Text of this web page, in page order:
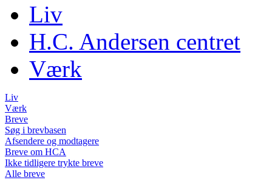
Liv
H.C. Andersen centret
Værk
Liv
Værk
Breve
Søg i brevbasen
Afsendere og modtagere
Breve om HCA
Ikke tidligere trykte breve
Alle breve